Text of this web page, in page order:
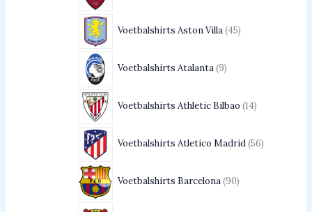
Voetbalshirts Aston Villa 45
Voetbalshirts Atalanta 9
Voetbalshirts Athletic Bilbao 14
Voetbalshirts Atletico Madrid 56
Voetbalshirts Barcelona 90